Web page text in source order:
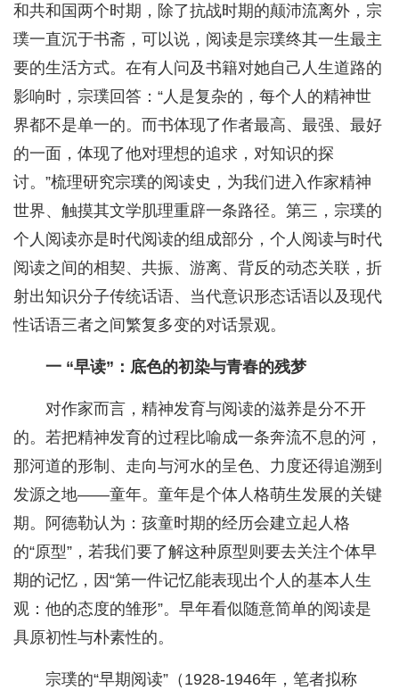
和共和国两个时期，除了抗战时期的颠沛流离外，宗
璞一直沉于书斋，可以说，阅读是宗璞终其一生最主
要的生活方式。在有人问及书籍对她自己人生道路的
影响时，宗璞回答：“人是复杂的，每个人的精神世
界都不是单一的。而书体现了作者最高、最强、最好
的一面，体现了他对理想的追求，对知识的探
讨。”梳理研究宗璞的阅读史，为我们进入作家精神
世界、触摸其文学肌理重辟一条路径。第三，宗璞的
个人阅读亦是时代阅读的组成部分，个人阅读与时代
阅读之间的相契、共振、游离、背反的动态关联，折
射出知识分子传统话语、当代意识形态话语以及现代
性话语三者之间繁复多变的对话景观。
一 “早读”：底色的初染与青春的残梦
对作家而言，精神发育与阅读的滋养是分不开
的。若把精神发育的过程比喻成一条奔流不息的河，
那河道的形制、走向与河水的呈色、力度还得追溯到
发源之地——童年。童年是个体人格萌生发展的关键
期。阿德勒认为：孩童时期的经历会建立起人格
的“原型”，若我们要了解这种原型则要去关注个体早
期的记忆，因“第一件记忆能表现出个人的基本人生
观：他的态度的雏形”。早年看似随意简单的阅读是
具原初性与朴素性的。
宗璞的“早期阅读”（1928-1946年，笔者拟称